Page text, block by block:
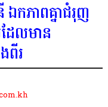
ឯកភាពគ្នាជំរុញ
ែលមាន
ពីរ